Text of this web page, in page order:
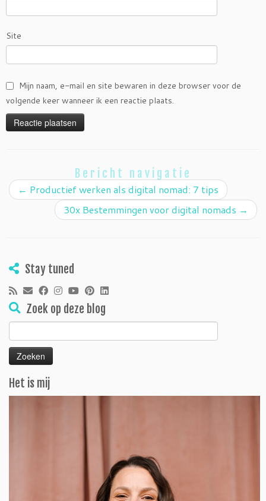
Site
Mijn naam, e-mail en site bewaren in deze browser voor de
volgende keer wanneer ik een reactie plaats.
Bericht navigatie
← Productief werken als digital nomad: 7 tips
30x Bestemmingen voor digital nomads →
Stay tuned
Zoek op deze blog
naar:
Het is mij